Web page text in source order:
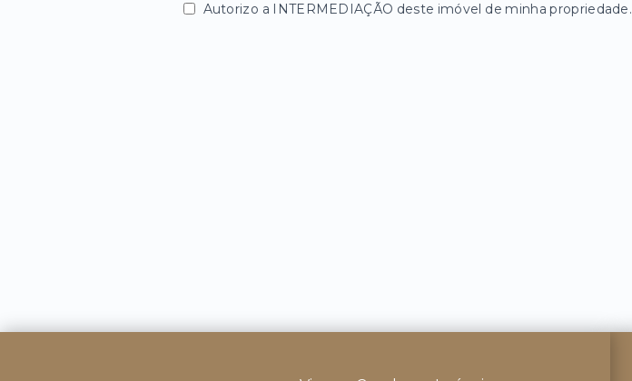
Autorizo a INTERMEDIAÇÃO deste imóvel de minha propriedade.